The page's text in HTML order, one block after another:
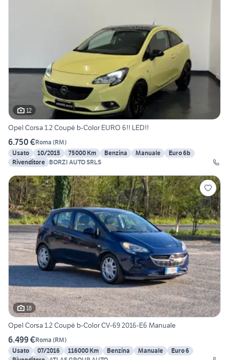
12
Opel Corsa 1.2 Coupé b-Color EURO 6!! LED!!
6.750 €Roma (RM)
Usato
10/2015 75000 Km Benzina Manuale
Euro 6b
Rivenditore BORZI AUTO SRLS
18
Opel Corsa 1.2 Coupé b-Color CV-69 2016-E6 Manuale
6.499 €Roma (RM)
Usato
07/2016 116000 Km Benzina Manuale
Euro 6